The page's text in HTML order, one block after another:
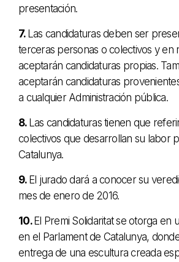
presentación.
7. Las candidaturas deben ser
terceras personas o colectivos y en
aceptarán candidaturas propias.
aceptarán candidaturas
a cualquier Administración pública.
8. Las candidaturas tienen que
colectivos que desarrollan su labor
Catalunya.
9. El jurado dará a conocer su
mes de enero de 2016.
10. El Premi Solidaritat se otorga en
en el Parlament de Catalunya,
entrega de una escultura creada